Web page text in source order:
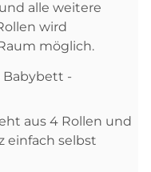
alle weitere
wird
möglich.
Babybett -
aus 4 Rollen und
einfach selbst